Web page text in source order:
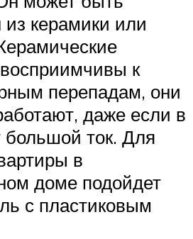
из керамики или
к
перепадам, они
даже если в
большой ток. Для
в
доме подойдет
с пластиковым